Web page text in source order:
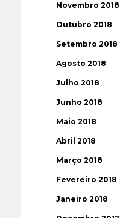
Novembro 2018
Outubro 2018
Setembro 2018
Agosto 2018
Julho 2018
Junho 2018
Maio 2018
Abril 2018
Março 2018
Fevereiro 2018
Janeiro 2018